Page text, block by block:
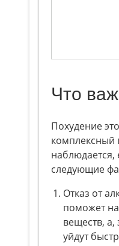
Что
Похудение
комплексный
наблюдается,
следующие
Отказ от
поможет
веществ,
уйдут